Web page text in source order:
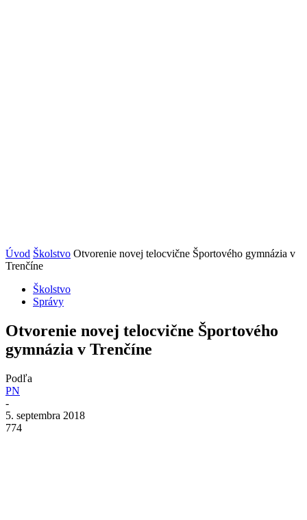
Úvod Školstvo Otvorenie novej telocvične Športového gymnázia v
Trenčíne
Školstvo
Správy
Otvorenie novej telocvične Športového
gymnázia v Trenčíne
Podľa
PN
-
5. septembra 2018
774